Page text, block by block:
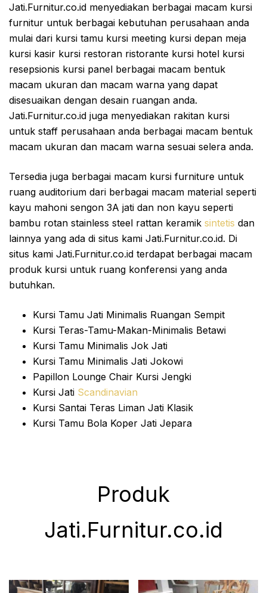
Jati.Furnitur.co.id menyediakan berbagai macam kursi
furnitur untuk berbagai kebutuhan perusahaan anda
mulai dari kursi tamu kursi meeting kursi depan meja
kursi kasir kursi restoran ristorante kursi hotel kursi
resepsionis kursi panel berbagai macam bentuk
macam ukuran dan macam warna yang dapat
disesuaikan dengan desain ruangan anda.
Jati.Furnitur.co.id juga menyediakan rakitan kursi
untuk staff perusahaan anda berbagai macam bentuk
macam ukuran dan macam warna sesuai selera anda.
Tersedia juga berbagai macam kursi furniture untuk
ruang auditorium dari berbagai macam material seperti
kayu mahoni sengon 3A jati dan non kayu seperti
bambu rotan stainless steel rattan keramik sintetis dan
lainnya yang ada di situs kami Jati.Furnitur.co.id. Di
situs kami Jati.Furnitur.co.id terdapat berbagai macam
produk kursi untuk ruang konferensi yang anda
butuhkan.
Kursi Tamu Jati Minimalis Ruangan Sempit
Kursi Teras-Tamu-Makan-Minimalis Betawi
Kursi Tamu Minimalis Jok Jati
Kursi Tamu Minimalis Jati Jokowi
Papillon Lounge Chair Kursi Jengki
Kursi Jati Scandinavian
Kursi Santai Teras Liman Jati Klasik
Kursi Tamu Bola Koper Jati Jepara
Produk
Jati.Furnitur.co.id